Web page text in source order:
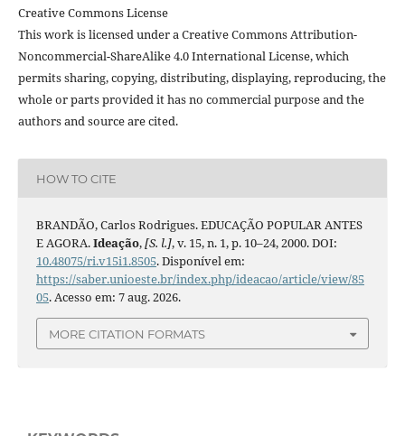
Creative Commons License
This work is licensed under a Creative Commons Attribution-
Noncommercial-ShareAlike 4.0 International License, which
permits sharing, copying, distributing, displaying, reproducing, the
whole or parts provided it has no commercial purpose and the
authors and source are cited.
HOW TO CITE
BRANDÃO, Carlos Rodrigues. EDUCAÇÃO POPULAR ANTES
E AGORA.Ideação,[S. l.], v. 15, n. 1, p. 10–24, 2000. DOI:
10.48075/ri.v15i1.8505. Disponível em:
https://saber.unioeste.br/index.php/ideacao/article/view/85
05. Acesso em: 7 aug. 2026.
MORE CITATION FORMATS